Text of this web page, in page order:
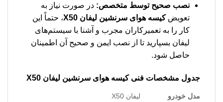
نصب صحیح توسط متخصص: در صورت نیاز به
تعویضکیسه هوای سرنشین لیفان X50
، حتماً این
کار را به تعمیرکاران مجرب و آشنا با سیستم‌های
لیفان بسپارید تا از نصب ایمن و صحیح آن اطمینان
حاصل شود.
جدول مشخصات فنیکیسه هوای سرنشین لیفان X50
مدل خودرو لیفان X50